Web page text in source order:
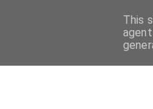
PASTICCERIAThis